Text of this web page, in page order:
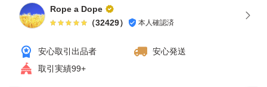
水に入れてコックを全て閉じてポンプONにしてエアー漏
れしていると連絡されてきた方がいますが コックを全て
閉じた状況で使用する事はありませんのでコック1か所は
開放して確認してください。
Rope a Dope
（32429） 本人確認済
安心取引出品者
安心発送
取引実績99+